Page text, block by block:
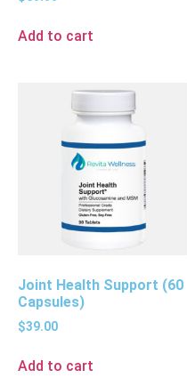
Add to cart
Joint Health Support (60
Capsules)
$39.00
Add to cart